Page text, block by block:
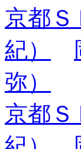
京都
紀）
弥）
京都